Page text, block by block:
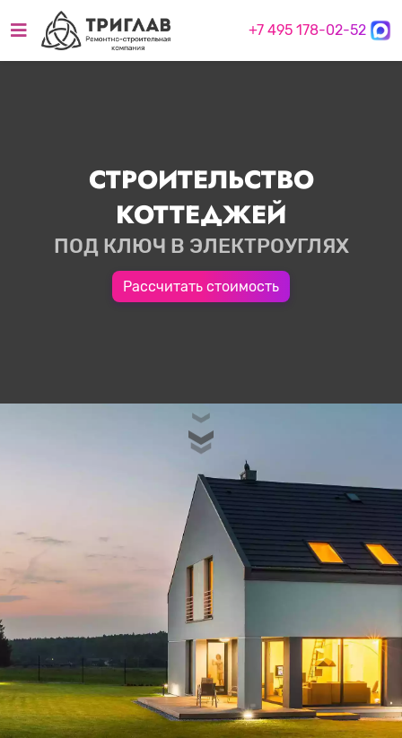
+7 495 178-02-52
СТРОИТЕЛЬСТВО
КОТТЕДЖЕЙ
ПОД КЛЮЧ В ЭЛЕКТРОУГЛЯХ
Рассчитать стоимость